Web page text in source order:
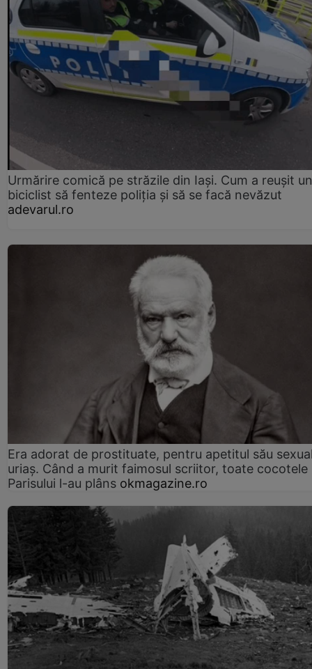
Urmărire comică pe străzile din Iași. Cum a reușit un
biciclist să fenteze poliția și să se facă nevăzut
adevarul.ro
Era adorat de prostituate, pentru apetitul său
uriaș. Când a murit faimosul scriitor, toate cocotele
Parisului l-au plâns okmagazine.ro